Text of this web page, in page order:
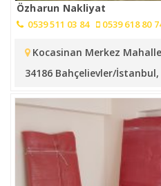
Özharun Nakliyat
0539 511 03 84 0539 618 80
Kocasinan Merkez
34186 Bahçelievler/